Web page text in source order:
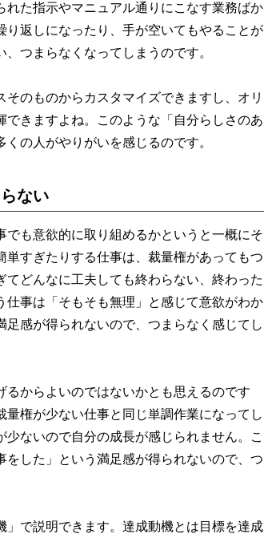
た指示やマニュアル通りにこなす業務ばか
り返しになったり、手が空いてもやることが
つまらなくなってしまうのです。
のものからカスタマイズできますし、オリ
できますよね。このような「自分らしさのあ
の人がやりがいを感じるのです。
ない
も意欲的に取り組めるかというと一概にそ
単すぎたりする仕事は、裁量権があってもつ
てどんなに工夫しても終わらない、終わった
仕事は「そもそも無理」と感じて意欲がわか
感が得られないので、つまらなく感じてし
からよいのではないかとも思えるのです
権が少ない仕事と同じ単調作業になってし
ないので自分の成長が感じられません。こ
した」という満足感が得られないので、つ
で説明できます。達成動機とは目標を達成